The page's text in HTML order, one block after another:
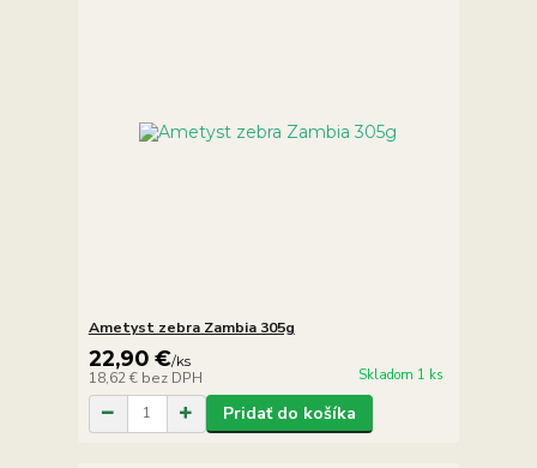
Ametyst zebra Zambia 305g
22,90 €/ks
18,62 € bez DPH Skladom 1 ks
Pridať do košíka